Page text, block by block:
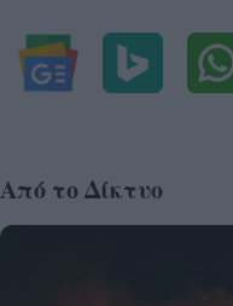
Από το Δίκτυο